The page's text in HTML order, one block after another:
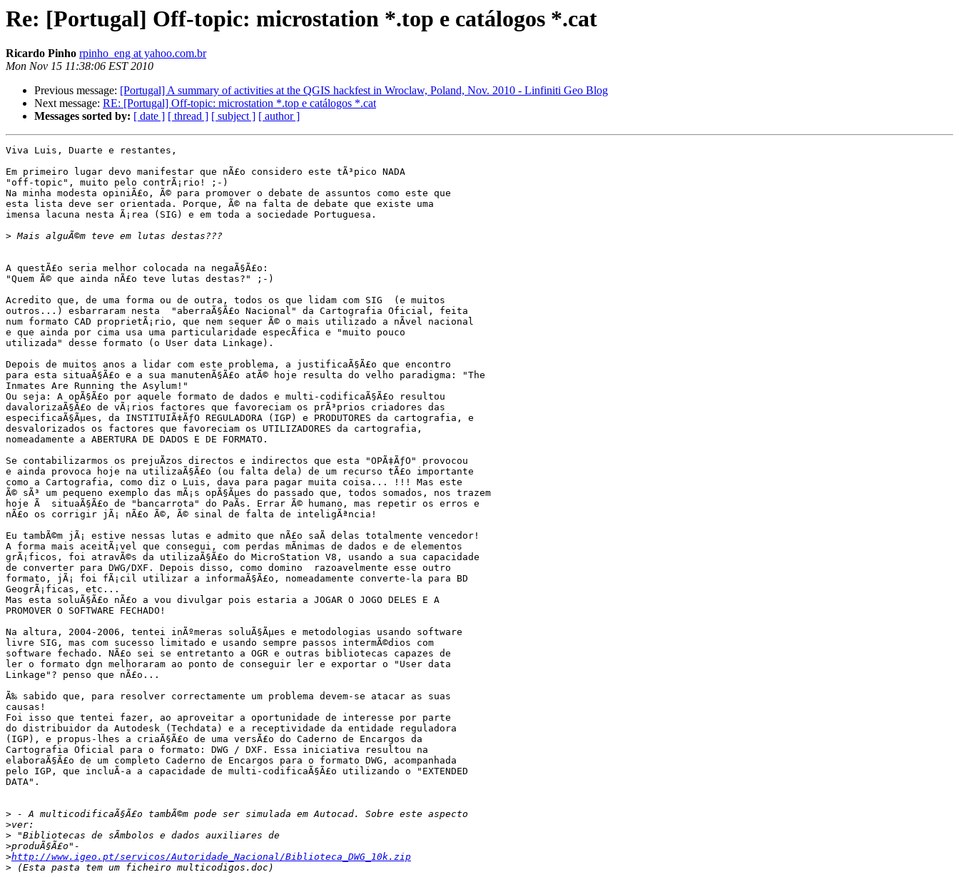
Re: [Portugal] Off-topic: microstation *.top e catálogos *.cat
Ricardo Pinho rpinho_eng at yahoo.com.br
Mon Nov 15 11:38:06 EST 2010
Previous message: [Portugal] A summary of activities at the QGIS hackfest in Wroclaw, Poland, Nov. 2010 - Linfiniti Geo Blog
Next message: RE: [Portugal] Off-topic: microstation *.top e catálogos *.cat
Messages sorted by: [ date ] [ thread ] [ subject ] [ author ]
Viva Luis, Duarte e restantes,
Em primeiro lugar devo manifestar que nÃ£o considero este tÃ³pico NADA
"off-topic", muito pelo contrÃ¡rio! ;-)
Na minha modesta opiniÃ£o, Ã© para promover o debate de assuntos como este que
esta lista deve ser orientada. Porque, Ã© na falta de debate que existe uma
imensa lacuna nesta Ã¡rea (SIG) e em toda a sociedade Portuguesa.
>
A questÃ£o seria melhor colocada na negaÃ§Ã£o:
"Quem Ã© que ainda nÃ£o teve lutas destas?" ;-)
Acredito que, de uma forma ou de outra, todos os que lidam com SIG  (e muitos
outros...) esbarraram nesta  "aberraÃ§Ã£o Nacional" da Cartografia Oficial, feita
num formato CAD proprietÃ¡rio, que nem sequer Ã© o mais utilizado a nÃ­vel nacional
e que ainda por cima usa uma particularidade especÃ­fica e "muito pouco
utilizada" desse formato (o User data Linkage).
Depois de muitos anos a lidar com este problema, a justificaÃ§Ã£o que encontro
para esta situaÃ§Ã£o e a sua manutenÃ§Ã£o atÃ© hoje resulta do velho paradigma: "The
Inmates Are Running the Asylum!"
Ou seja: A opÃ§Ã£o por aquele formato de dados e multi-codificaÃ§Ã£o resultou
davalorizaÃ§Ã£o de vÃ¡rios factores que favoreciam os prÃ³prios criadores das
especificaÃ§Ãµes, da INSTITUIÃ‡ÃƒO REGULADORA (IGP) e PRODUTORES da cartografia, e
desvalorizados os factores que favoreciam os UTILIZADORES da cartografia,
nomeadamente a ABERTURA DE DADOS E DE FORMATO.
Se contabilizarmos os prejuÃ­zos directos e indirectos que esta "OPÃ‡ÃƒO" provocou
e ainda provoca hoje na utilizaÃ§Ã£o (ou falta dela) de um recurso tÃ£o importante
como a Cartografia, como diz o Luis, dava para pagar muita coisa... !!! Mas este
Ã© sÃ³ um pequeno exemplo das mÃ¡s opÃ§Ãµes do passado que, todos somados, nos trazem
hoje Ã  situaÃ§Ã£o de "bancarrota" do PaÃ­s. Errar Ã© humano, mas repetir os erros e
nÃ£o os corrigir jÃ¡ nÃ£o Ã©, Ã© sinal de falta de inteligÃªncia!
Eu tambÃ©m jÃ¡ estive nessas lutas e admito que nÃ£o saÃ­ delas totalmente vencedor!
A forma mais aceitÃ¡vel que consegui, com perdas mÃ­nimas de dados e de elementos
grÃ¡ficos, foi atravÃ©s da utilizaÃ§Ã£o do MicroStation V8, usando a sua capacidade
de converter para DWG/DXF. Depois disso, como domino  razoavelmente esse outro
formato, jÃ¡ foi fÃ¡cil utilizar a informaÃ§Ã£o, nomeadamente converte-la para BD
GeogrÃ¡ficas, etc...
Mas esta soluÃ§Ã£o nÃ£o a vou divulgar pois estaria a JOGAR O JOGO DELES E A
PROMOVER O SOFTWARE FECHADO!
Na altura, 2004-2006, tentei inÃºmeras soluÃ§Ãµes e metodologias usando software
livre SIG, mas com sucesso limitado e usando sempre passos intermÃ©dios com
software fechado. NÃ£o sei se entretanto a OGR e outras bibliotecas capazes de
ler o formato dgn melhoraram ao ponto de conseguir ler e exportar o "User data
Linkage"? penso que nÃ£o...
Ã‰ sabido que, para resolver correctamente um problema devem-se atacar as suas
causas!
Foi isso que tentei fazer, ao aproveitar a oportunidade de interesse por parte
do distribuidor da Autodesk (Techdata) e a receptividade da entidade reguladora
(IGP), e propus-lhes a criaÃ§Ã£o de uma versÃ£o do Caderno de Encargos da
Cartografia Oficial para o formato: DWG / DXF. Essa iniciativa resultou na
elaboraÃ§Ã£o de um completo Caderno de Encargos para o formato DWG, acompanhada
pelo IGP, que incluÃ­-a a capacidade de multi-codificaÃ§Ã£o utilizando o "EXTENDED
DATA".
>
>
>
>
>http://www.igeo.pt/servicos/Autoridade_Nacional/Biblioteca_DWG_10k.zip
>